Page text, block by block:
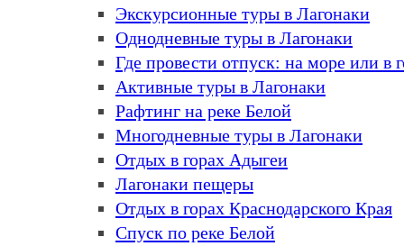
Экскурсионные туры в Лагонаки
Однодневные туры в Лагонаки
Где провести отпуск: на море или в
Активные туры в Лагонаки
Рафтинг на реке Белой
Многодневные туры в Лагонаки
Отдых в горах Адыгеи
Лагонаки пещеры
Отдых в горах Краснодарского Края
Спуск по реке Белой